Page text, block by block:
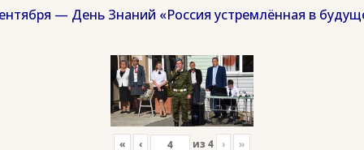
— День Знаний «Россия устремлённая в
« ‹ из 4 › »